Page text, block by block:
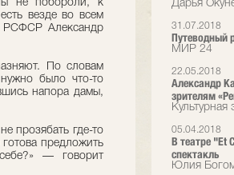
Дарья
31.07.2018
Путеводный
МИР 24
22.05.2018
Александр
зрителям
05.04.2018
В театре "Et
спектакль
Юлия
не побороли, к
везде во всем
РСФСР Александр
По словам
было что-то
напора дамы,
прозябать где-то
предложить
— говорит